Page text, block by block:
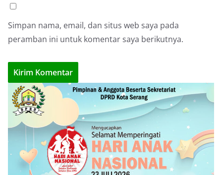
Simpan nama, email, dan situs web saya pada
peramban ini untuk komentar saya berikutnya.